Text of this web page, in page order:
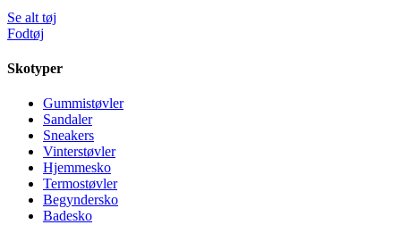
Se alt tøj
Fodtøj
Skotyper
Gummistøvler
Sandaler
Sneakers
Vinterstøvler
Hjemmesko
Termostøvler
Begyndersko
Badesko